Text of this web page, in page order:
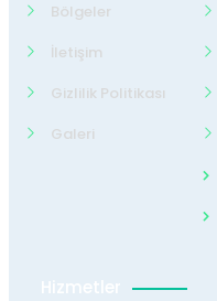
Bölgeler
İletişim
Gizlilik Politikası
Galeri
Hizmetler